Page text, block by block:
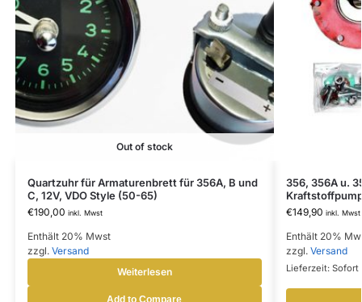
Out of stock
Quartzuhr für Armaturenbrett für 356A, B und
C, 12V, VDO Style (50-65)
€190,00 inkl. Mwst
Enthält 20% Mwst
zzgl. Versand
Weiterlesen
Add to Compare
356, 356A u.
€149,90 inkl. Mwst
Enthält 20%
zzgl. Versand
Lieferzeit: Sofort